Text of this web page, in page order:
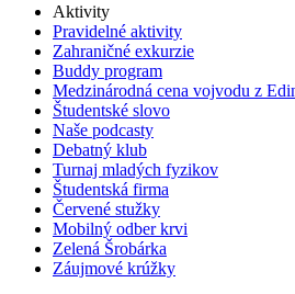
Aktivity
Pravidelné aktivity
Zahraničné exkurzie
Buddy program
Medzinárodná cena vojvodu z
Študentské slovo
Naše podcasty
Debatný klub
Turnaj mladých fyzikov
Študentská firma
Červené stužky
Mobilný odber krvi
Zelená Šrobárka
Záujmové krúžky